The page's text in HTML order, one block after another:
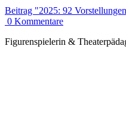
Beitrag "2025: 92
0 Kommentare
Figurenspielerin &